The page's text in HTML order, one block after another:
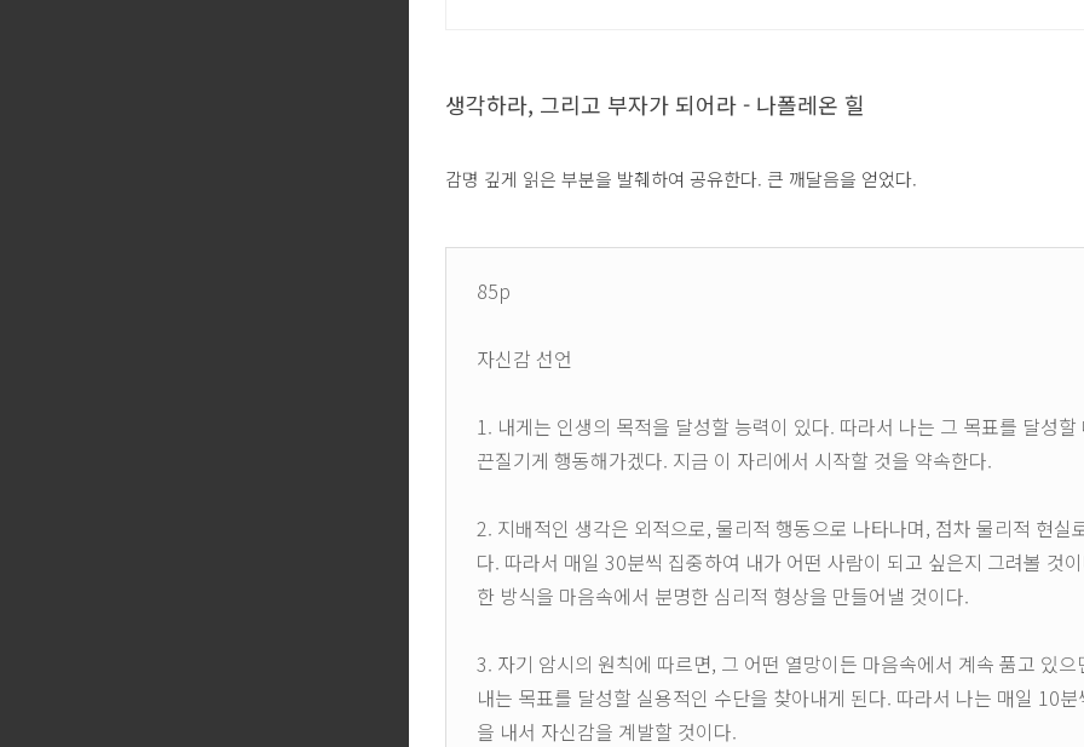
생각하라, 그리고 부자가 되어라 - 나폴레온 힐
감명 깊게 읽은 부분을 발췌하여 공유한다. 큰 깨달음을 얻었다.
85p
자신감 선언
1. 내게는 인생의 목적을 달성할 능력이 있다. 따라서 나는 그 목표를 달성할
끈질기게 행동해가겠다. 지금 이 자리에서 시작할 것을 약속한다.
2. 지배적인 생각은 외적으로, 물리적 행동으로 나타나며, 점차 물리적 현실
다. 따라서 매일 30분씩 집중하여 내가 어떤 사람이 되고 싶은지 그려볼 것
한 방식을 마음속에서 분명한 심리적 형상을 만들어낼 것이다.
3. 자기 암시의 원칙에 따르면, 그 어떤 열망이든 마음속에서 계속 품고 있으
내는 목표를 달성할 실용적인 수단을 찾아내게 된다. 따라서 나는 매일 10
을 내서 자신감을 계발할 것이다.